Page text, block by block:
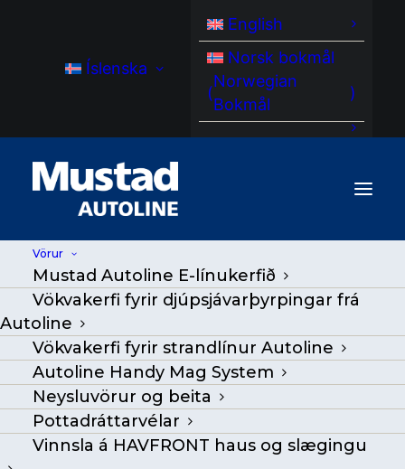
Íslenska
English
Norsk bokmål
(
Norwegian
Bokmål
)
Vörur
Mustad Autoline E-línukerfið
Vökvakerfi fyrir djúpsjávarþyrpingar frá
Autoline
Vökvakerfi fyrir strandlínur Autoline
Autoline Handy Mag System
Neysluvörur og beita
Pottadráttarvélar
Vinnsla á HAVFRONT haus og slægingu
Hydrauliske kerfi fyrir
verslun havdyp